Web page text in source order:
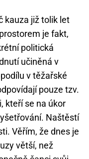
kauza již tolik let
je fakt,
politická
učiněná v
v těžařské
pouze tzv.
kteří se na úkor
Naštěstí
Věřím, že dnes je
větší, než